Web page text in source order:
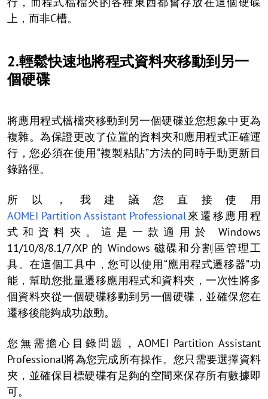
上，而非C槽。
2.輕鬆快速地將程式資料夾移動到另一
個硬碟
將應用程式檔檔夾移動到另一個硬碟並您想象中更為
複雜。為保證更改了位置的資料夾和應用程式正確運
行，您必須在使用“複製粘貼”方法的同時手動更新目
錄路徑。
所以，我建議您直接使用
AOMEI Partition Assistant Professional來遷移應用程
式和資料夾。這是一款適用於 Windows
11/10/8/8.1/7/XP 的 Windows 磁碟和分割區管理工
具。在這個工具中，您可以使用“應用程式遷移器”功
能，幫助您批量遷移應用程式和資料夾，一次性將多
個資料夾從一個硬碟移動到另一個硬碟，並確保您在
遷移後能夠成功啟動。
您無需擔心目錄問題，AOMEI Partition Assistant
Professional將為您完成所有操作。您只需要選擇資料
夾，並確保目標硬碟有足夠的空間來保存所有數據即
可。